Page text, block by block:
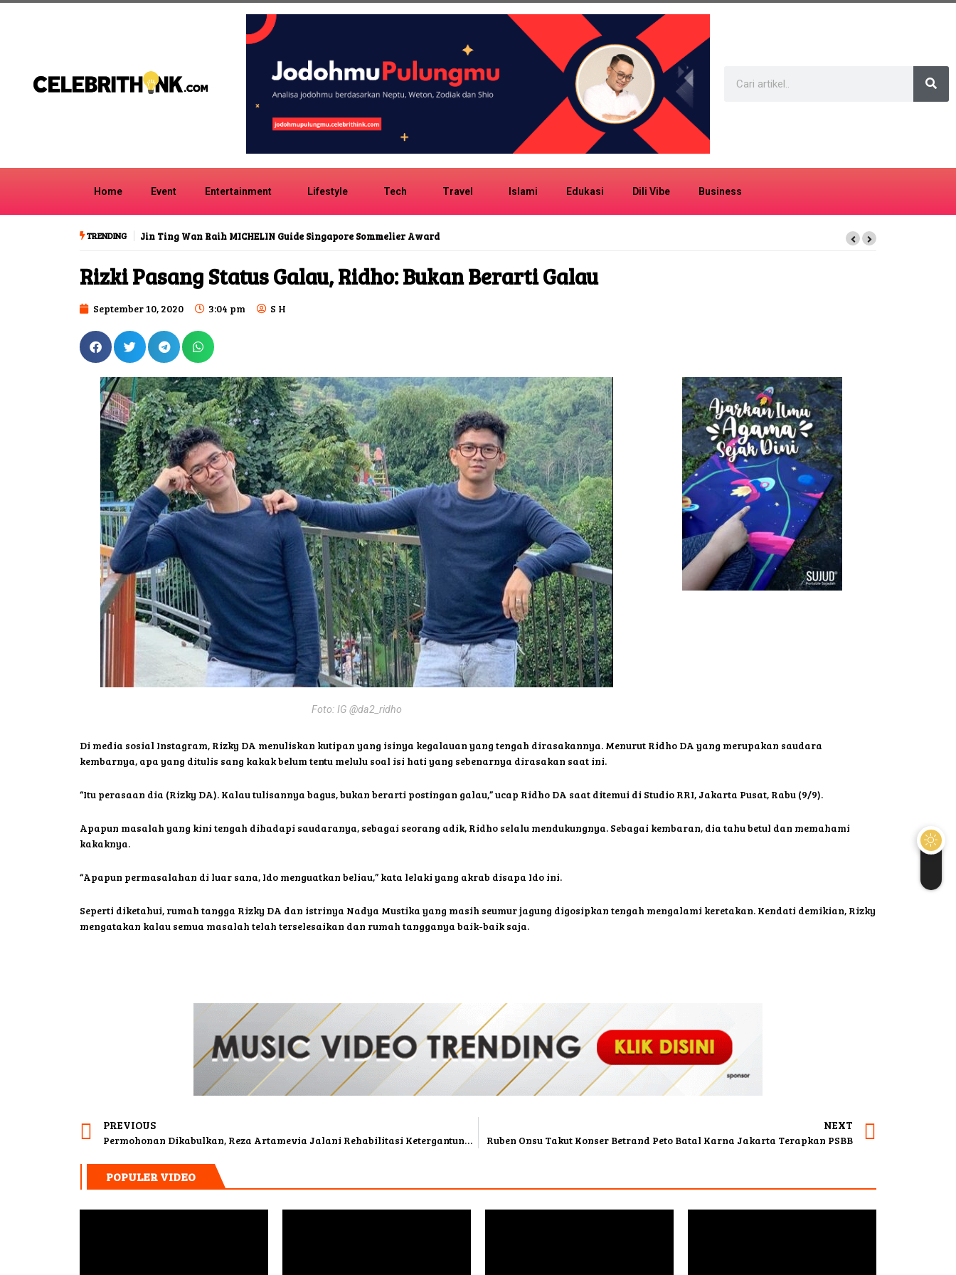
Home Event Entertainment Lifestyle Tech Travel Islami Edukasi Dili Vibe Business
TRENDING Jin Ting Wan Raih MICHELIN Guide Singapore Sommelier Award
Rizki Pasang Status Galau, Ridho: Bukan Berarti Galau
September 10, 2020 3:04 pm S H
Foto: IG @da2_ridho
Di media sosial Instagram, Rizky DA menuliskan kutipan yang isinya kegalauan yang tengah dirasakannya. Menurut Ridho DA yang merupakan saudara
kembarnya, apa yang ditulis sang kakak belum tentu melulu soal isi hati yang sebenarnya dirasakan saat ini.
“Itu perasaan dia (Rizky DA). Kalau tulisannya bagus, bukan berarti postingan galau,” ucap Ridho DA saat ditemui di Studio RRI, Jakarta Pusat, Rabu (9/9).
Apapun masalah yang kini tengah dihadapi saudaranya, sebagai seorang adik, Ridho selalu mendukungnya. Sebagai kembaran, dia tahu betul dan memahami
kakaknya.
“Apapun permasalahan di luar sana, Ido menguatkan beliau,” kata lelaki yang akrab disapa Ido ini.
Seperti diketahui, rumah tangga Rizky DA dan istrinya Nadya Mustika yang masih seumur jagung digosipkan tengah mengalami keretakan. Kendati demikian, Rizky
mengatakan kalau semua masalah telah terselesaikan dan rumah tangganya baik-baik saja.
PREVIOUS
Permohonan Dikabulkan, Reza Artamevia Jalani Rehabilitasi Ketergantungan Narkoba
NEXT
Ruben Onsu Takut Konser Betrand Peto Batal Karna Jakarta Terapkan PSBB
POPULER VIDEO